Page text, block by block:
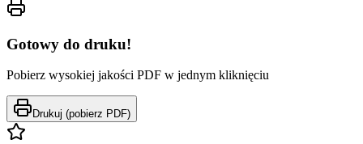
Gotowy do druku!
Pobierz wysokiej jakości PDF w jednym kliknięciu
Drukuj (pobierz PDF)